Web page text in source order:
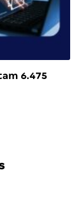
6.475